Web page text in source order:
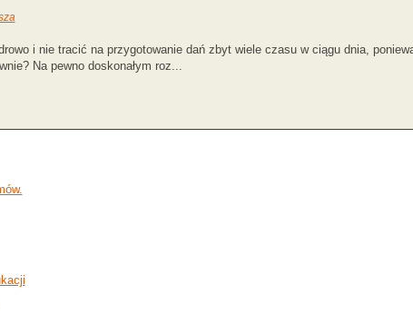
i nie tracić na przygotowanie dań zbyt wiele czasu w ciągu dnia,
Na pewno doskonałym roz...